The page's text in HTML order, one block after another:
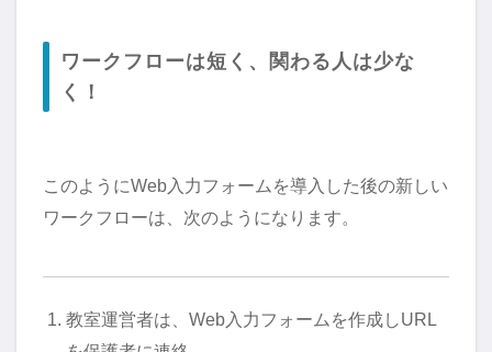
ワークフローは短く、関わる人は少な
く！
このようにWeb入力フォームを導入した後の新しい
ワークフローは、次のようになります。
教室運営者は、Web入力フォームを作成しURL